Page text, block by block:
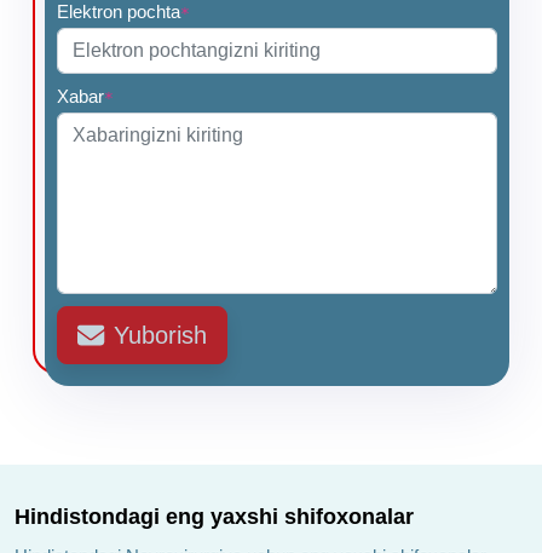
Elektron pochta*
Xabar*
Yuborish
Hindistondagi eng yaxshi shifoxonalar